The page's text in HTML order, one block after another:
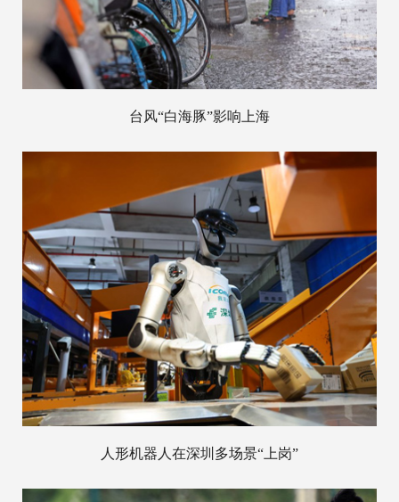
台风“白海豚”影响上海
人形机器人在深圳多场景“上岗”